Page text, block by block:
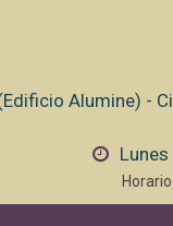
Alumine) -